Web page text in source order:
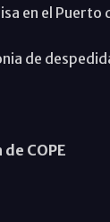
en el Puerto
de
COPE